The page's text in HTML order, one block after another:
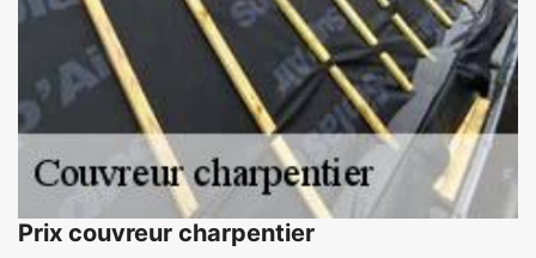
Prix couvreur charpentier